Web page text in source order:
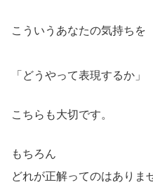
こういうあなたの気持ちを
「どうやって表現するか」
こちらも大切です。
もちろん
どれが正解ってのはありま